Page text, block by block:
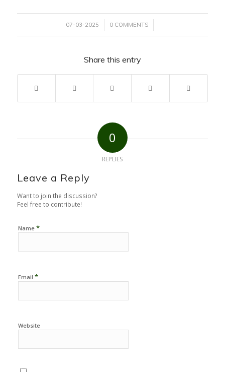
07-03-2025
/ 0 COMMENTS
/
Share this entry
0
REPLIES
Leave a Reply
Want to join the discussion?
Feel free to contribute!
Name *
Email *
Website